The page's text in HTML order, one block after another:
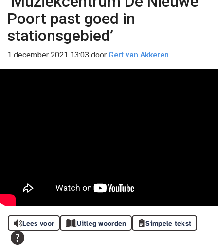
Poort past goed in
stationsgebied’
1 december 2021 13:03 door Gert van Akkeren
Lees voor Uitleg woorden Simpele tekst